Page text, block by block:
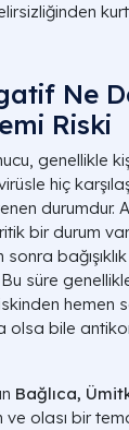
Ne
Riski
genellikle
hiç
bir durum
süre
hemen
olsa bile
Bağlıca,
olası bir